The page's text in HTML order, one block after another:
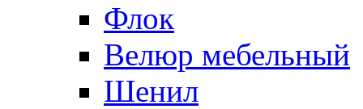
Флок
Велюр мебельный
Шенил